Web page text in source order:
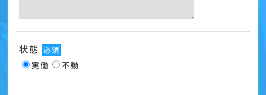
状態 必須
実働 不動